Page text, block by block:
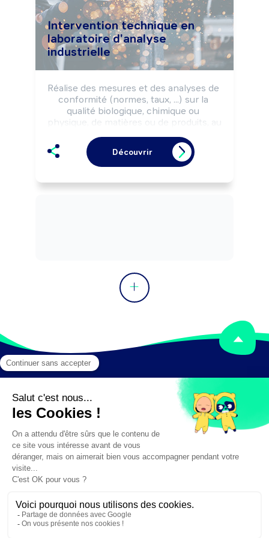
Intervention technique en
laboratoire d'analyse
industrielle
Réalise des mesures et des analyses de
conformité (normes, taux, ...) sur la
qualité biologique, chimique ou
physique, de matières ou de produits, au
un protocole de contrôle et les règles
d'hygiène, sécurité, environnement.
Découvrir
Mentions légales